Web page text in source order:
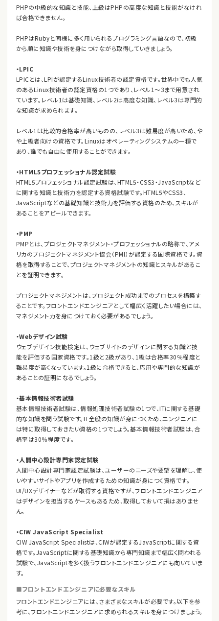
PHPの中級的な知識と技能、上級はPHPの高度な知識と技能がなけれ
ば合格できません。
PHPはRubyと同様に多く用いられるプログラミング言語なので、初級
から順に知識や技術を身につけながら取得していきましょう。
・LPIC
LPICとは、LPIが認定するLinux技術者の認定資格です。世界中でも人気
のあるLinux技術者の認定資格の1つであり、レベル1～3まで用意され
ています。レベル1は基礎知識、レベル2は高度な知識、レベル3は専門的
な知識が求められます。
レベル1は比較的合格率が高いものの、レベル3は難易度が高いため、や
や上級者向けの資格です。Linuxはオペレーティングシステムの一種で
あり、誰でも自由に使用することができます。
・HTML5プロフェッショナル認定試験
HTML5プロフェッショナル認定試験は、HTML5・CSS3・JavaScriptなど
に関する知識と技術力を認定する資格試験です。HTML5やCSS3、
JavaScriptなどの基礎知識と技術力を評価する資格のため、スキルが
あることをアピールできます。
・PMP
PMPとは、プロジェクトマネジメント・プロフェッショナルの略称で、アメ
リカのプロジェクトマネジメント協会（PMI）が認定する国際資格です。資
格を取得することで、プロジェクトマネジメントの知識とスキルがあるこ
とを証明できます。
プロジェクトマネジメントは、プロジェクト成功までのプロセスを構築す
ることです。フロントエンドエンジニアとして幅広く活躍したい場合には、
マネジメント力を身につけておく必要があるでしょう。
・Webデザイン試験
ウェブデザイン技能検定は、ウェブサイトのデザインに関する知識と技
能を評価する国家資格です。1級と2級があり、1級は合格率30％程度と
難易度が高くなっています。1級に合格できると、応用や専門的な知識が
あることの証明になるでしょう。
・基本情報技術者試験
基本情報技術者試験は、情報処理技術者試験の1つで、ITに関する基礎
的な知識を問う試験です。IT全般の知識が身につくため、エンジニアに
は特に取得しておきたい資格の1つでしょう。基本情報技術者試験は、合
格率は30％程度です。
・人間中心設計専門家認定試験
人間中心設計専門家認定試験は、ユーザーのニーズや要望を理解し、使
いやすいサイトやアプリを作成するための知識が身につく資格です。
UI/UXデザイナーなどが取得する資格ですが、フロントエンドエンジニア
はデザインを担当するケースもあるため、取得しておいて損はありませ
ん。
・CIW JavaScript Specialist
CIW JavaScript Specialistは、CIWが認定するJavaScriptに関する資
格です。JavaScriptに関する基礎知識から専門知識まで幅広く問われる
試験で、JavaScriptを多く扱うフロントエンドエンジニアにも向いていま
す。
■フロントエンドエンジニアに必要なスキル
フロントエンドエンジニアには、さまざまなスキルが必要です。以下を参
考に、フロントエンドエンジニアに求められるスキルを身につけましょう。